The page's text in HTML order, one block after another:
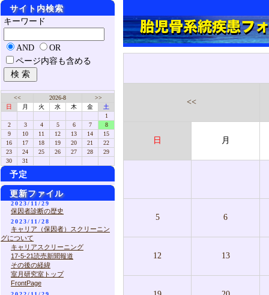
<<
日 月
5 6
12 13
サイト内検索
キーワード
AND
OR
ページ内容も含める
<< 2026-8
>>
日
月 火 水 木 金
土
1
2
3 4 5 6 7
8
9
10 11 12 13 14
15
16
17 18 19 20 21
22
23
24 25 26 27 28
29
30
31
予定
更新ファイル
2023/11/29
保因者診断の歴史
2023/11/28
キャリア（保因者）スクリーニン
グについて
キャリアスクリーニング
17-5-21読売新聞報道
その後の経緯
室月研究室トップ
FrontPage